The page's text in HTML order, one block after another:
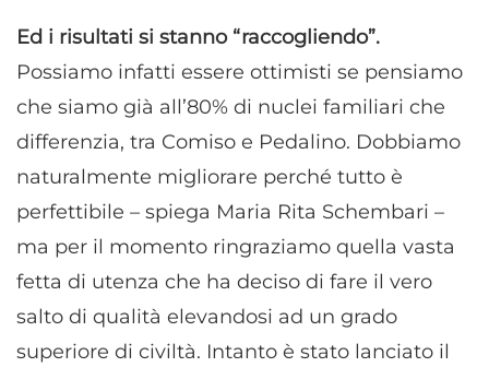
Ed i risultati si stanno “raccogliendo”.
Possiamo infatti essere ottimisti se pensiamo
che siamo già all’80% di nuclei familiari che
differenzia, tra Comiso e Pedalino. Dobbiamo
naturalmente migliorare perché tutto è
perfettibile – spiega Maria Rita Schembari –
ma per il momento ringraziamo quella vasta
fetta di utenza che ha deciso di fare il vero
salto di qualità elevandosi ad un grado
superiore di civiltà. Intanto è stato lanciato il